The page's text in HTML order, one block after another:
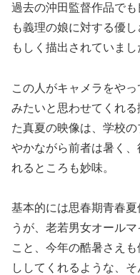
過去の沖田監督作品で
も義理の娘に対する優
もしく描出されていまし
この人がキャメラをや
みたいと思わせてくれ
た真夏の映像は、学校
やかながら前者は暑く
れるところも妙味。
基本的には思春期青春
うが、老若男女オール
こと、今年の酷暑さえ
ししてくれるような、